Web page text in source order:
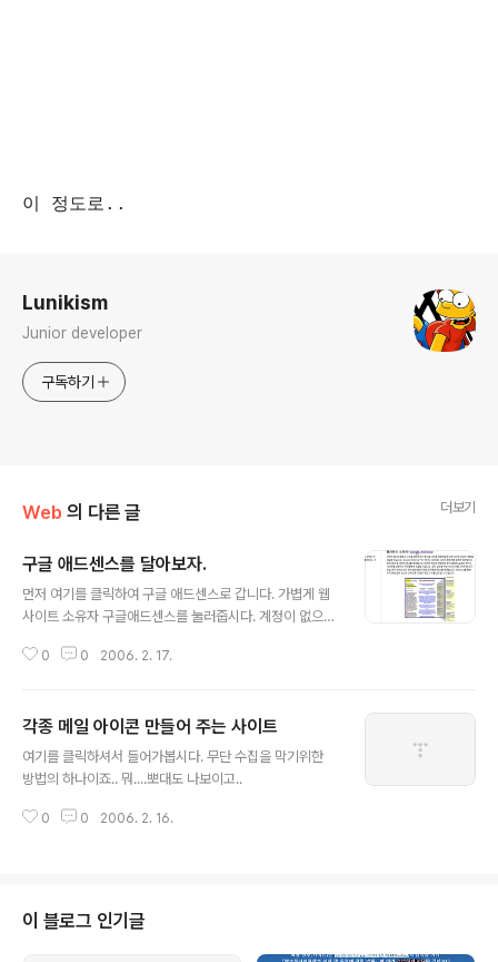
이 정도로..
Lunikism
Junior developer
구독하기
Web 의 다른 글 더보기
구글 애드센스를 달아보자.
먼저 여기를 클릭하여 구글 애드센스로 갑니다. 가볍게 웹
사이트 소유자 구글애드센스를 눌러줍시다. 계정이 없으신
하세요. 가입은 어느 분도 하실수 있는 것이기 때문에 생략
하시면 되구요. 광고를 달아보겠습니다. 흠 전 문자 및 이미
지 광고를 선택하겠습니다. 각자 홈페이지 분위기에 알맞
게 설정하시면 됩니다. 여기는 광고 크기를 설정하는 곳입
다. 컬러 팔레트 관리에서 자신의 색상을 지정하실수 있습
0 0 2006. 2. 17.
각종 메일 아이콘 만들어 주는 사이트
여기를 클릭하셔서 들어가봅시다. 무단 수집을 막기위한
방법의 하나이죠.. 뭐....뽀대도 나보이고..
0 0 2006. 2. 16.
이 블로그 인기글